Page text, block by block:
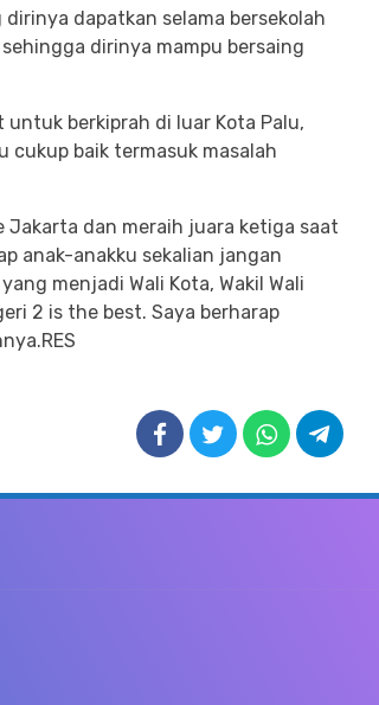
dapatkan selama bersekolah
dirinya mampu bersaing
berkiprah di luar Kota Palu,
cukup baik termasuk masalah
Jakarta dan meraih juara ketiga saat
anak-anakku sekalian jangan
menjadi Wali Kota, Wakil Wali
2 is the best. Saya berharap